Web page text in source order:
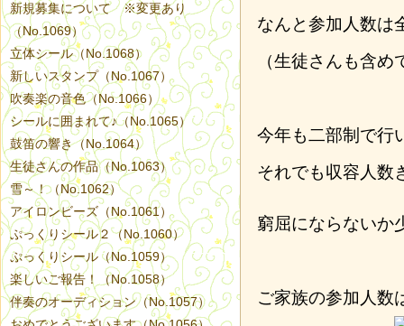
なんと参加人数は
（生徒さんも含め
今年も二部制で行
それでも収容人数
窮屈にならないか
ご家族の参加人数
新規募集について ※変更あり
（No.1069）
立体シール（No.1068）
新しいスタンプ（No.1067）
吹奏楽の音色（No.1066）
シールに囲まれて♪（No.1065）
鼓笛の響き（No.1064）
生徒さんの作品（No.1063）
雪～！（No.1062）
アイロンビーズ（No.1061）
ぷっくりシール２（No.1060）
ぷっくりシール（No.1059）
楽しいご報告！（No.1058）
伴奏のオーディション（No.1057）